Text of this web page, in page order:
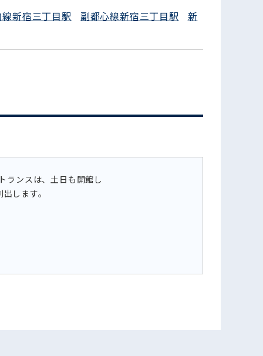
フォームでお問い合わせ
新宿三丁目駅 副都心線新宿三丁目駅 新
ランスは、土日も開館し
します。